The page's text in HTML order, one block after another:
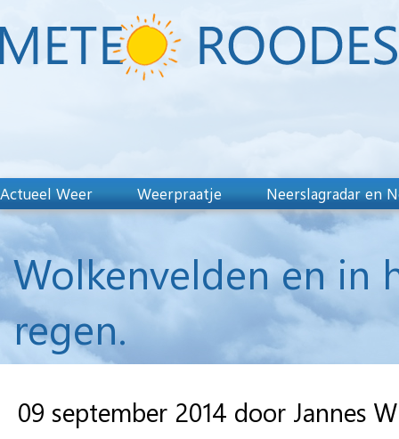
Actueel Weer Weerpraatje Neerslagradar en
Wolkenvelden en in
regen.
09 september 2014 door Jannes